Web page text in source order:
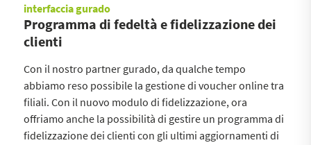
interfaccia gurado
Programma di fedeltà e fidelizzazione dei
clienti
Con il nostro partner gurado, da qualche tempo
abbiamo reso possibile la gestione di voucher online tra
filiali. Con il nuovo modulo di fidelizzazione, ora
offriamo anche la possibilità di gestire un programma di
fidelizzazione dei clienti con gli ultimi aggiornamenti di